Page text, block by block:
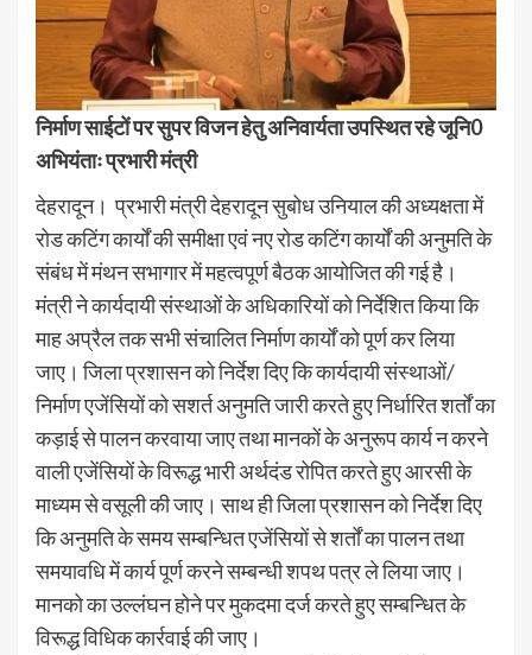
निर्माण साईटों पर सुपर विजन हेतु अनिवार्यता उपस्थित रहे जूनि0
अभियंताः प्रभारी मंत्री
देहरादून। प्रभारी मंत्री देहरादून सुबोध उनियाल की अध्यक्षता में
रोड कटिंग कार्यों की समीक्षा एवं नए रोड कटिंग कार्यों की अनुमति के
संबंध में मंथन सभागार में महत्वपूर्ण बैठक आयोजित की गई है।
मंत्री ने कार्यदायी संस्थाओं के अधिकारियों को निर्देशित किया कि
माह अप्रैल तक सभी संचालित निर्माण कार्यों को पूर्ण कर लिया
जाए। जिला प्रशासन को निर्देश दिए कि कार्यदायी संस्थाओं/
निर्माण एजेंसियों को सशर्त अनुमति जारी करते हुए निर्धारित शर्तों का
कड़ाई से पालन करवाया जाए तथा मानकों के अनुरूप कार्य न करने
वाली एजेंसियों के विरूद्ध भारी अर्थदंड रोपित करते हुए आरसी के
माध्यम से वसूली की जाए। साथ ही जिला प्रशासन को निर्देश दिए
कि अनुमति के समय सम्बन्धित एजेंसियों से शर्तों का पालन तथा
समयावधि में कार्य पूर्ण करने सम्बन्धी शपथ पत्र ले लिया जाए।
मानको का उल्लंघन होने पर मुकदमा दर्ज करते हुए सम्बन्धित के
विरूद्ध विधिक कार्रवाई की जाए।